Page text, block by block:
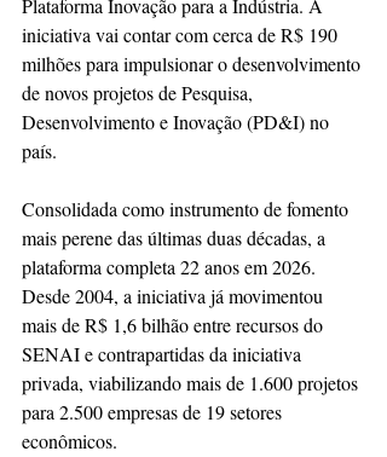
Plataforma Inovação para a Indústria. A
iniciativa vai contar com cerca de R$ 190
milhões para impulsionar o desenvolvimento
de novos projetos de Pesquisa,
Desenvolvimento e Inovação (PD&I) no
país.
Consolidada como instrumento de fomento
mais perene das últimas duas décadas, a
plataforma completa 22 anos em 2026.
Desde 2004, a iniciativa já movimentou
mais de R$ 1,6 bilhão entre recursos do
SENAI e contrapartidas da iniciativa
privada, viabilizando mais de 1.600 projetos
para 2.500 empresas de 19 setores
econômicos.